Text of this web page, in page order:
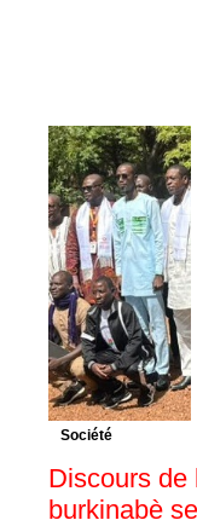
Société
Discours de
burkinabè